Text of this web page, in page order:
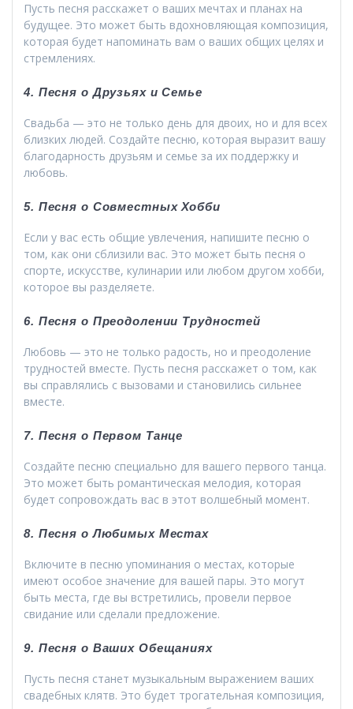
Пусть песня расскажет о ваших мечтах и планах на
будущее. Это может быть вдохновляющая композиция,
которая будет напоминать вам о ваших общих целях и
стремлениях.
4. Песня о Друзьях и Семье
Свадьба — это не только день для двоих, но и для всех
близких людей. Создайте песню, которая выразит вашу
благодарность друзьям и семье за их поддержку и
любовь.
5. Песня о Совместных Хобби
Если у вас есть общие увлечения, напишите песню о
том, как они сблизили вас. Это может быть песня о
спорте, искусстве, кулинарии или любом другом хобби,
которое вы разделяете.
6. Песня о Преодолении Трудностей
Любовь — это не только радость, но и преодоление
трудностей вместе. Пусть песня расскажет о том, как
вы справлялись с вызовами и становились сильнее
вместе.
7. Песня о Первом Танце
Создайте песню специально для вашего первого танца.
Это может быть романтическая мелодия, которая
будет сопровождать вас в этот волшебный момент.
8. Песня о Любимых Местах
Включите в песню упоминания о местах, которые
имеют особое значение для вашей пары. Это могут
быть места, где вы встретились, провели первое
свидание или сделали предложение.
9. Песня о Ваших Обещаниях
Пусть песня станет музыкальным выражением ваших
свадебных клятв. Это будет трогательная композиция,